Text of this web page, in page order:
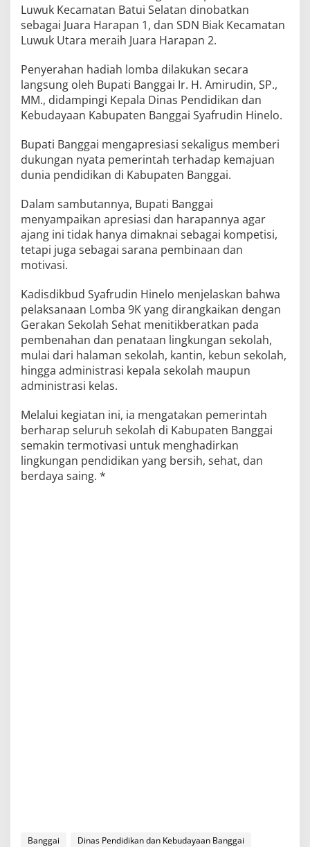
Luwuk Kecamatan Batui Selatan dinobatkan
sebagai Juara Harapan 1, dan SDN Biak Kecamatan
Luwuk Utara meraih Juara Harapan 2.
Penyerahan hadiah lomba dilakukan secara
langsung oleh Bupati Banggai Ir. H. Amirudin, SP.,
MM., didampingi Kepala Dinas Pendidikan dan
Kebudayaan Kabupaten Banggai Syafrudin Hinelo.
Bupati Banggai mengapresiasi sekaligus memberi
dukungan nyata pemerintah terhadap kemajuan
dunia pendidikan di Kabupaten Banggai.
Dalam sambutannya, Bupati Banggai
menyampaikan apresiasi dan harapannya agar
ajang ini tidak hanya dimaknai sebagai kompetisi,
tetapi juga sebagai sarana pembinaan dan
motivasi.
Kadisdikbud Syafrudin Hinelo menjelaskan bahwa
pelaksanaan Lomba 9K yang dirangkaikan dengan
Gerakan Sekolah Sehat menitikberatkan pada
pembenahan dan penataan lingkungan sekolah,
mulai dari halaman sekolah, kantin, kebun sekolah,
hingga administrasi kepala sekolah maupun
administrasi kelas.
Melalui kegiatan ini, ia mengatakan pemerintah
berharap seluruh sekolah di Kabupaten Banggai
semakin termotivasi untuk menghadirkan
lingkungan pendidikan yang bersih, sehat, dan
berdaya saing. *
Banggai Dinas Pendidikan dan Kebudayaan Banggai